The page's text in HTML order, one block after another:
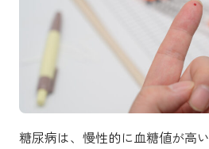
糖尿病は、慢性的に血糖値が高